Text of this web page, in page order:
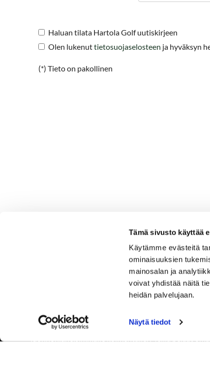
Tämä sivusto käyttää
Käytämme evästeitä
ominaisuuksien
mainosalan ja
voivat yhdistää näitä
heidän palvelujaan.
Näytä tiedot
Haluan tilata Hartola Golf uutiskirjeen
Olen lukenuttietosuojaselosteen ja hyväksyn
(*) Tieto on pakollinen
Tervetuloa Hartola Golfiin, Suomen ystävällisimmälle